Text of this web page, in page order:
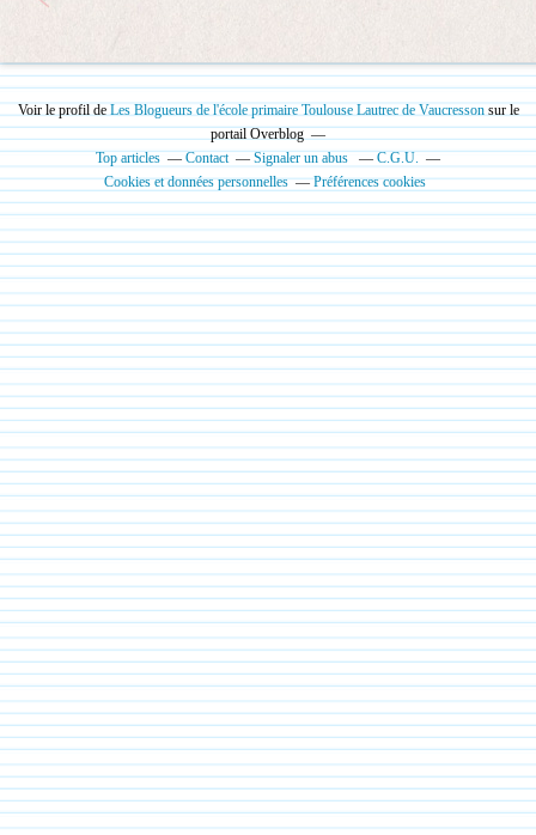
Voir le profil de Les Blogueurs de l'école primaire Toulouse Lautrec de Vaucressonsur le
portail Overblog
Top articles
Contact Signaler un abus
C.G.U.
Cookies et données personnelles
Préférences cookies